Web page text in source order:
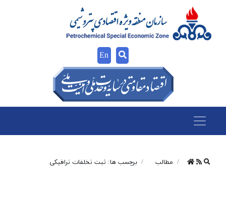
En
مطالب برچسب ها: ثبت تخلفات ترافیکی